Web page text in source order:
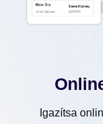
Igazítsa